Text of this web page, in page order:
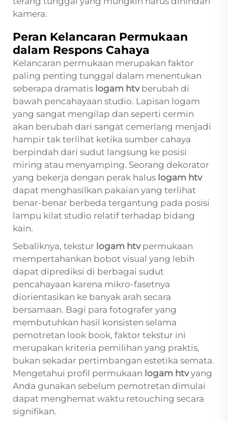
kamera.
Peran Kelancaran Permukaan
dalam Respons Cahaya
Kelancaran permukaan merupakan faktor
paling penting tunggal dalam menentukan
seberapa dramatis logam htv berubah di
bawah pencahayaan studio. Lapisan logam
yang sangat mengilap dan seperti cermin
akan berubah dari sangat cemerlang menjadi
hampir tak terlihat ketika sumber cahaya
berpindah dari sudut langsung ke posisi
miring atau menyamping. Seorang dekorator
yang bekerja dengan perak halus logam htv
dapat menghasilkan pakaian yang terlihat
benar-benar berbeda tergantung pada posisi
lampu kilat studio relatif terhadap bidang
kain.
Sebaliknya, tekstur logam htv permukaan
mempertahankan bobot visual yang lebih
dapat diprediksi di berbagai sudut
pencahayaan karena mikro-fasetnya
diorientasikan ke banyak arah secara
bersamaan. Bagi para fotografer yang
membutuhkan hasil konsisten selama
pemotretan look book, faktor tekstur ini
merupakan kriteria pemilihan yang praktis,
bukan sekadar pertimbangan estetika semata.
Mengetahui profil permukaan logam htvyang
Anda gunakan sebelum pemotretan dimulai
dapat menghemat waktu retouching secara
signifikan.